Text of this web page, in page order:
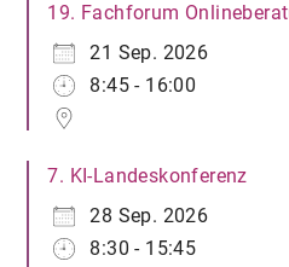
19. Fachforum
21 Sep. 2026
8:45 - 16:00
7. KI-Landeskonferenz
28 Sep. 2026
8:30 - 15:45